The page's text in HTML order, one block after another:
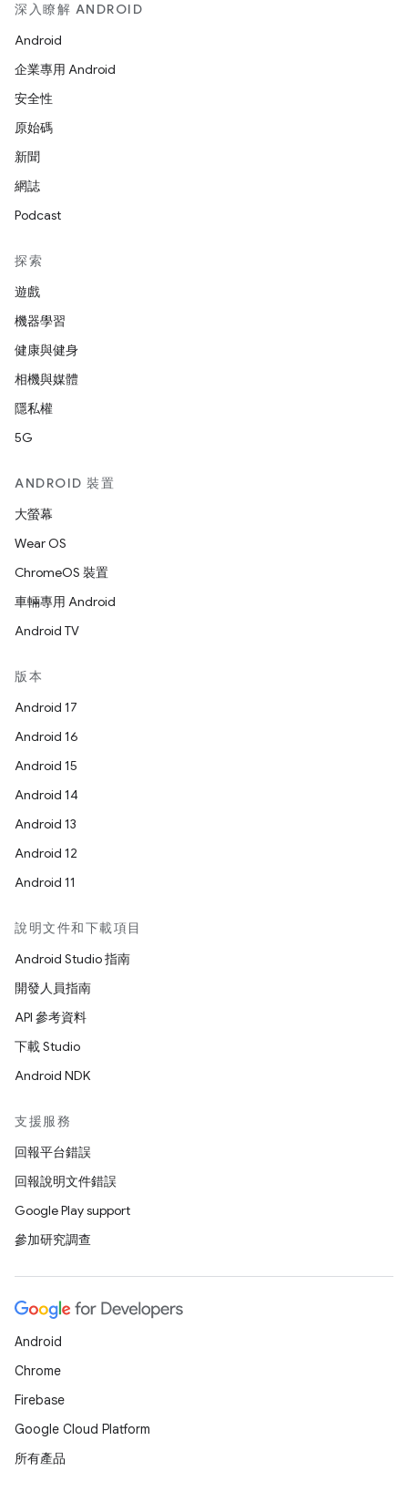
深入瞭解 ANDROID
Android
企業專用 Android
安全性
原始碼
新聞
網誌
Podcast
探索
遊戲
機器學習
健康與健身
相機與媒體
隱私權
5G
ANDROID 裝置
大螢幕
Wear OS
ChromeOS 裝置
車輛專用 Android
Android TV
版本
Android 17
Android 16
Android 15
Android 14
Android 13
Android 12
Android 11
說明文件和下載項目
Android Studio 指南
開發人員指南
API 參考資料
下載 Studio
Android NDK
支援服務
回報平台錯誤
回報說明文件錯誤
Google Play support
參加研究調查
Android
Chrome
Firebase
Google Cloud Platform
所有產品